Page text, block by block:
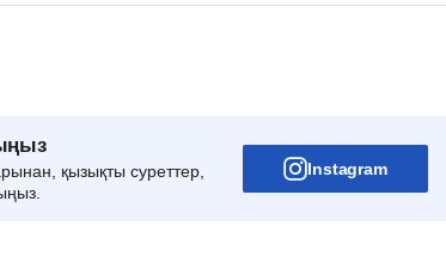
қызықты суреттер,
Instagram